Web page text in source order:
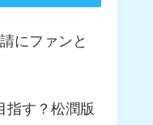
にファンと
指す？松潤版